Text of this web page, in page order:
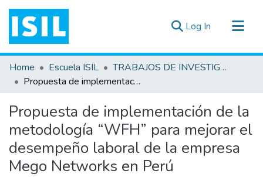
Log In (current)
All of DSpace
Statistics
Documentos ▾
Home Escuela ISIL
TRABAJOS DE INVESTIGACIÓN
Propuesta de implementación de la metodología “WFH” para mejorar el desempeño laboral de la empresa Mego Networks en Perú
Propuesta de implementación de la
metodología “WFH” para mejorar el
desempeño laboral de la empresa
Mego Networks en Perú